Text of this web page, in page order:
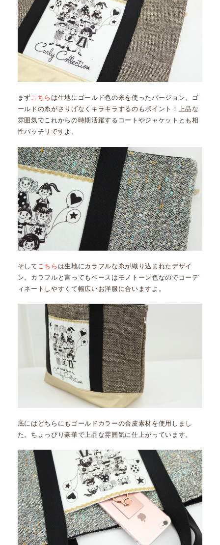
まず こちら は生地にゴールド色の糸を使ったバージョン。ゴ
ールドの糸がさりげなくキラキラするのもポイント！上品な
雰囲気でこれからの時期活躍するコートやジャケットとも相
性バッチリですよ。
そして こちら は生地にカラフルな糸が織り込まれたデザイ
ン。カラフルと言ってもベースはモノトーン色なのでコーデ
ィネートしやすくて幅広いお洋服に合いますよ。
底にはどちらにもゴールドカラーの合皮素材を使用しまし
た。ちょっぴり豪華で上品な雰囲気に仕上がっています。